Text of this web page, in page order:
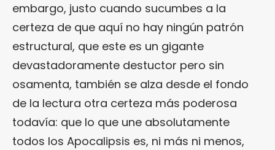
embargo, justo cuando sucumbes a la
certeza de que aquí no hay ningún patrón
estructural, que este es un gigante
devastadoramente destuctor pero sin
osamenta, también se alza desde el fondo
de la lectura otra certeza más poderosa
todavía: que lo que une absolutamente
todos los Apocalipsis es, ni más ni menos,